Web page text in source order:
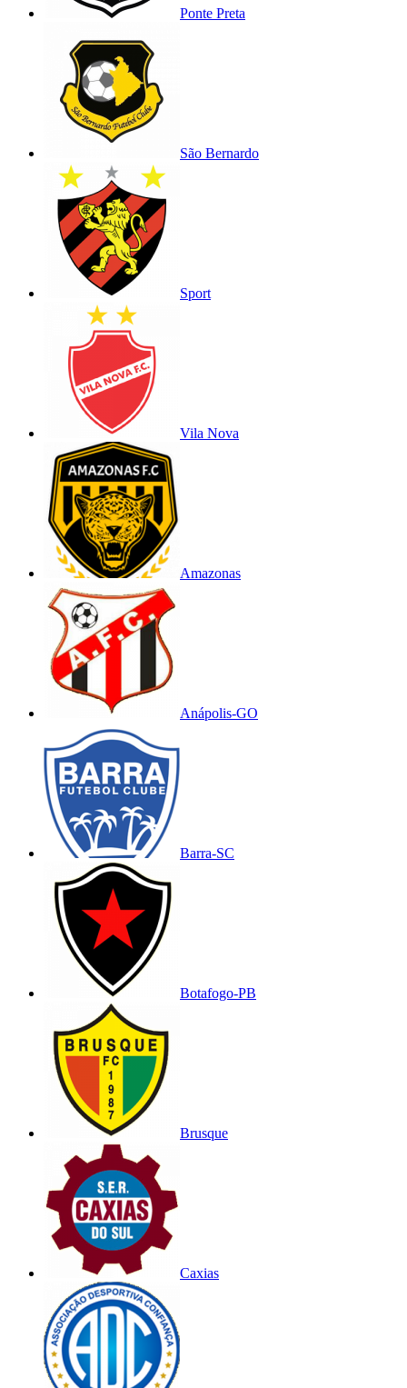
Ponte Preta
São Bernardo
Sport
Vila Nova
Amazonas
Anápolis-GO
Barra-SC
Botafogo-PB
Brusque
Caxias